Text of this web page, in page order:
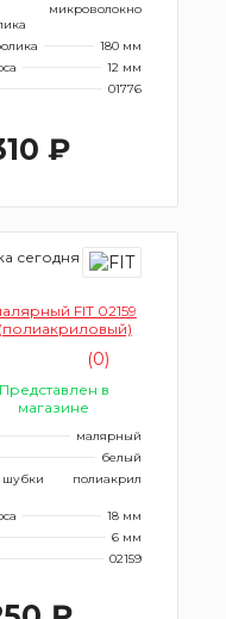
микроволокно
180 мм
12 мм
01776
₽
сегодня
FIT 02159
(0)
Представлен в
магазине
малярный
белый
шубки
полиакрил
18 мм
6 мм
02159